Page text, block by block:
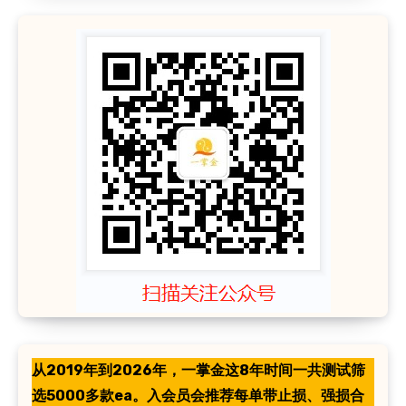
从2019年到2026年，一掌金这8年时间一共测试筛
选5000多款ea。入会员会推荐每单带止损、强损合